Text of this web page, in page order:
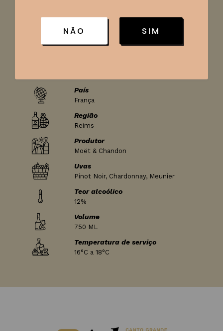
País
França
Região
Reims
Produtor
Moët & Chandon
Uvas
Pinot Noir, Chardonnay, Meunier
Teor alcoólico
12%
Volume
750 ML
Temperatura de serviço
16°C a 18°C
NÃO SIM